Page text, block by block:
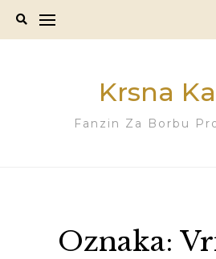
Krsna
Fanzin Za Borbu
Oznaka: